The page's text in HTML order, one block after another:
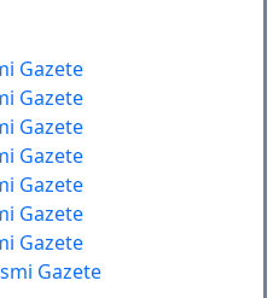
Gazete
Gazete
Gazete
Gazete
Gazete
Gazete
Gazete
Gazete